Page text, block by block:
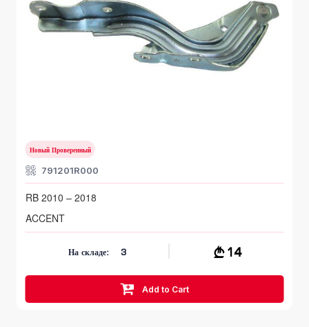
Новый Проверенный
791201R000
RB 2010 – 2018
ACCENT
На складе: 3 14
Add to Cart